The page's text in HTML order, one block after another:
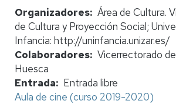
Organizadores Área de Cultura.
de Cultura y Proyección Social;
Infancia: http://uninfancia.unizar.es/
Colaboradores Vicerrectorado
Huesca
Entrada
Entrada libre
Aula de cine (curso 2019-2020)